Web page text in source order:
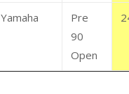
Yamaha
Pre
90
Open